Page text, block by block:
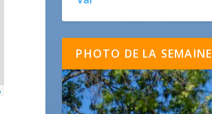
PHOTO DE LA SEMAINE